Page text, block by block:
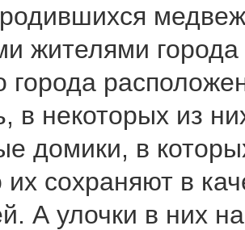
жителями
города
в некоторых из
домики, в
их сохраняют в
А улочки в них